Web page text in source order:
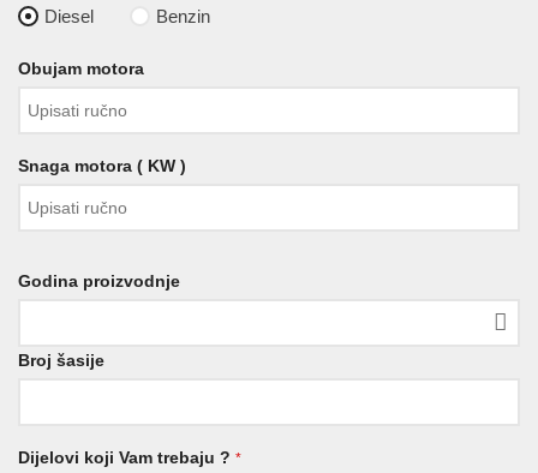
Diesel Benzin
Obujam motora
Snaga motora ( KW )
Godina proizvodnje
Broj šasije
Dijelovi koji Vam trebaju ? *